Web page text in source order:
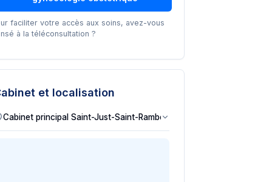
faciliter votre accès aux soins, avez-vous
à la téléconsultation ?
et localisation